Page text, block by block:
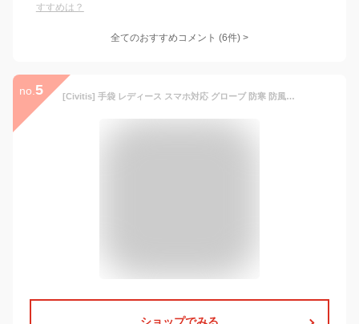
すすめは？
全てのおすすめコメント (6件) >
no. 5 [Civitis] 手袋 レディース スマホ対応 グローブ 防寒 防風 保温グローブ 裏起毛 ボア 手袋 女性用【360度防寒保温・厚裏起毛38℃恒温】 もこもこ モコモコ 手首 ファー ふわふわ 暖かい 裏起毛 グローブ 上質な肌触り クリスマスプレゼント 母親 誕生日プレゼント 保温 自転車 通勤 通学 旅行 秋 冬小物-グレーA